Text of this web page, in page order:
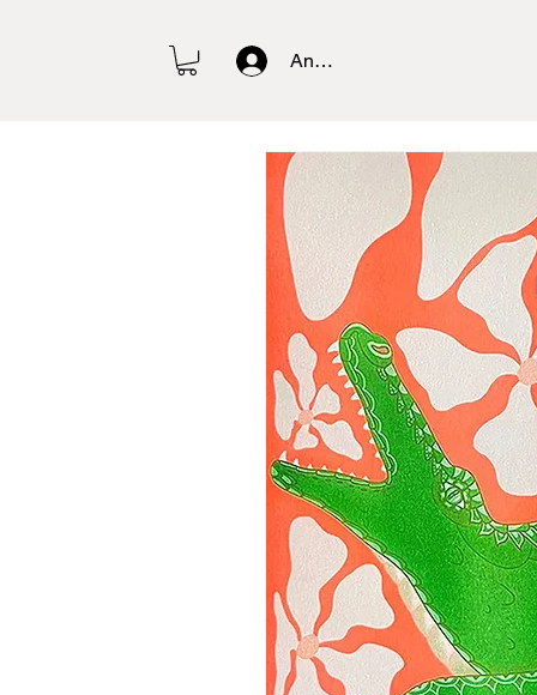
Anmelden